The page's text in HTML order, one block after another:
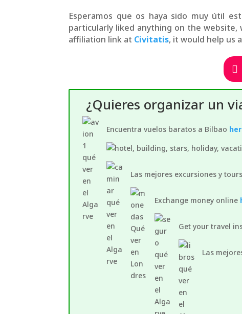
Esperamos que os haya sido muy útil
particularly liked anything on the
affiliation link at Civitatis, it would help us
¿Quieres organizar un
Encuentra vuelos baratos a Bilbao
Las mejores excursiones y
Exchange money online
Get your travel
Las